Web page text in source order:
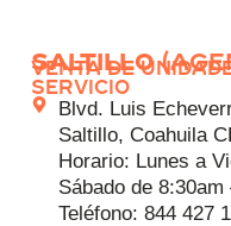
Saltillo
Venta de
Servicio
Blvd. Luis
Saltillo, Coahuila
Horario: Lunes a
Sábado de 8:30am
Teléfono: 844 427